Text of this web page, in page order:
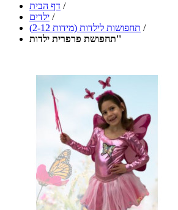
דף הבית /
ילדים /
תחפושות לילדות (מידות 2-12) /
תחפושת פרפרית ילדות''